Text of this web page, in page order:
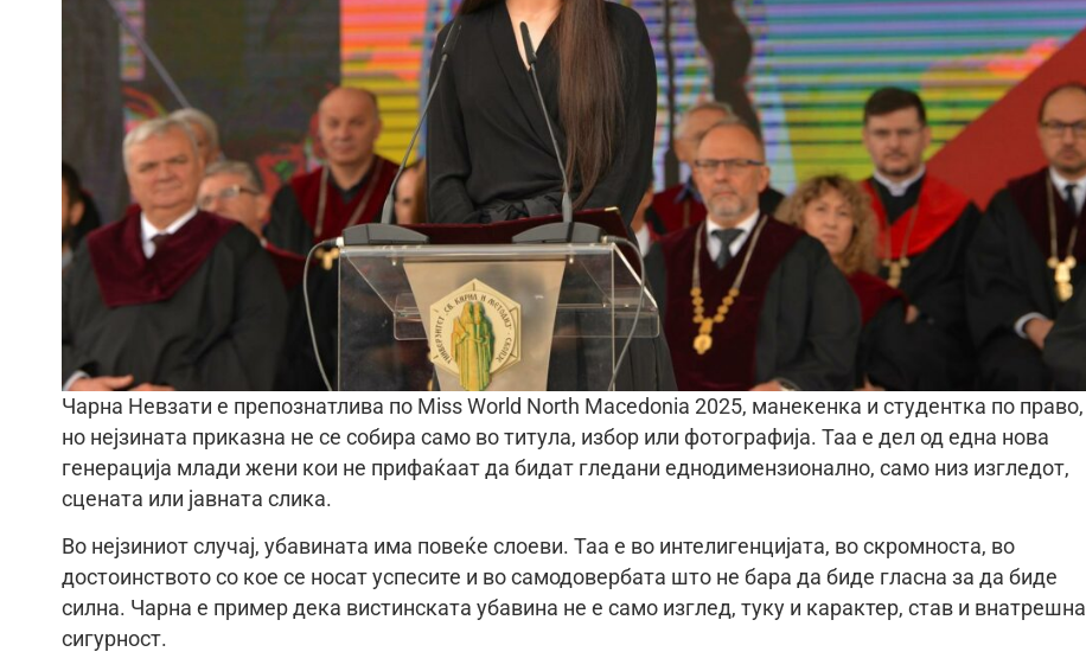
Чарна Невзати е препознатлива по Miss World North Macedonia 2025, манекенка и студентка по право,
но нејзината приказна не се собира само во титула, избор или фотографија. Таа е дел од една нова
генерација млади жени кои не прифаќаат да бидат гледани еднодимензионално, само низ изгледот,
сцената или јавната слика.
Во нејзиниот случај, убавината има повеќе слоеви. Таа е во интелигенцијата, во скромноста, во
достоинството со кое се носат успесите и во самодовербата што не бара да биде гласна за да биде
силна. Чарна е пример дека вистинската убавина не е само изглед, туку и карактер, став и внатрешна
сигурност.